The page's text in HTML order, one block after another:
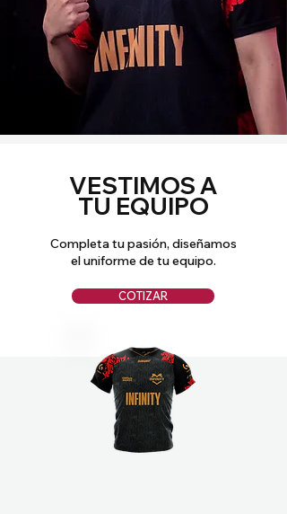
VESTIMOS A
TU EQUIPO
Completa tu pasión, diseñamos
el uniforme de tu equipo.
COTIZAR